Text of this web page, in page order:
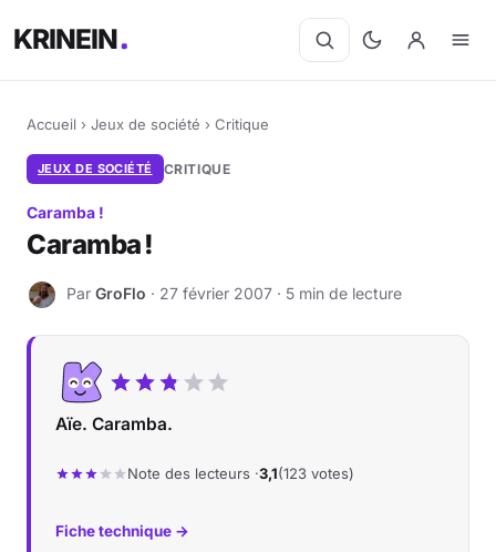
KRINEIN
Accueil › Jeux de société › Critique
JEUX DE SOCIÉTÉ CRITIQUE
Caramba !
Caramba !
G Par GroFlo · 27 février 2007 · 5 min de lecture
Aïe. Caramba.
Note des lecteurs ·3,1(123 votes)
Fiche technique →